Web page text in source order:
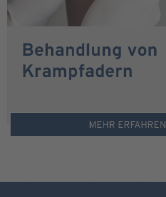
Behandlung von
Krampfadern
MEHR ERFAHREN